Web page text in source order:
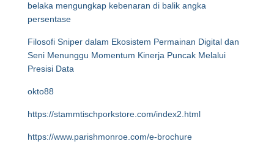
belaka mengungkap kebenaran di balik angka
persentase
Filosofi Sniper dalam Ekosistem Permainan Digital dan
Seni Menunggu Momentum Kinerja Puncak Melalui
Presisi Data
okto88
https://stammtischporkstore.com/index2.html
https://www.parishmonroe.com/e-brochure